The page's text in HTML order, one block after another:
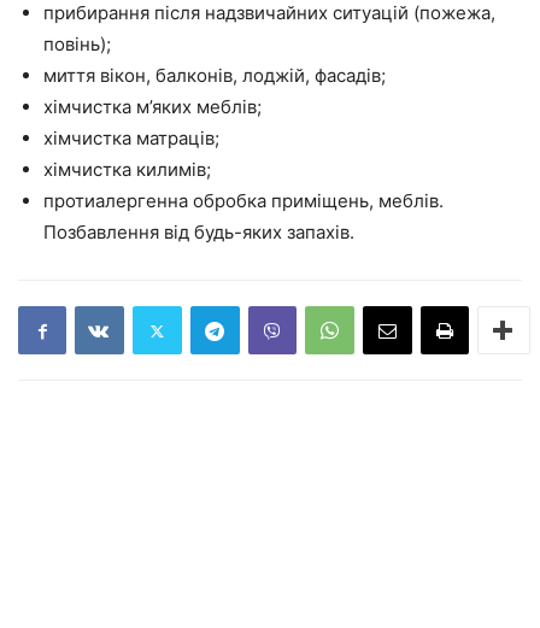
прибирання після надзвичайних ситуацій (пожежа,
повінь);
миття вікон, балконів, лоджій, фасадів;
хімчистка м’яких меблів;
хімчистка матраців;
хімчистка килимів;
протиалергенна обробка приміщень, меблів.
Позбавлення від будь-яких запахів.